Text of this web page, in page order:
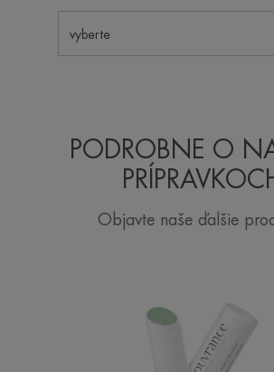
vyberte
PODROBNE O
Objavte naše ďalšie
zelenáSPF
20